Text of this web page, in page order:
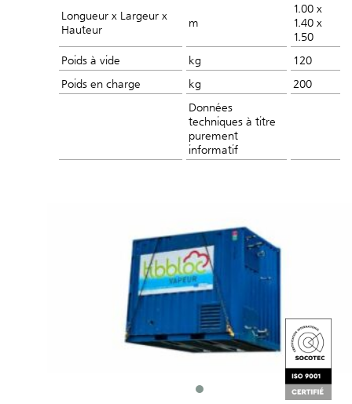
Longueur x Largeur x
Hauteur
m
1.00 x
1.40 x
1.50
Poids à vide
kg
120
Poids en charge
kg
200
Données
techniques à titre
purement
informatif